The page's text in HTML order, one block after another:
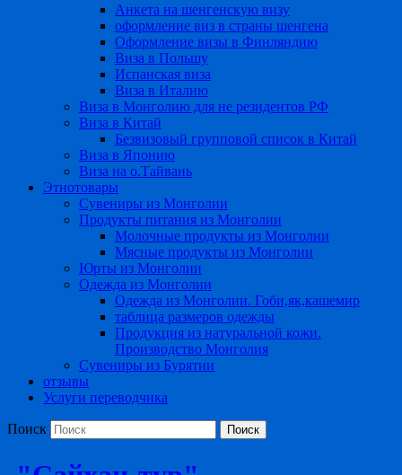
Анкета на шенгенскую визу
оформление виз в страны шенгена
Оформление визы в Финляндию
Виза в Польшу
Испанская виза
Виза в Италию
Виза в Монголию для не резидентов РФ
Виза в Китай
Безвизовый групповой список в Китай
Виза в Японию
Виза на о.Тайвань
Этнотовары
Сувениры из Монголии
Продукты питания из Монголии
Молочные продукты из Монголии
Мясные продукты из Монголии
Юрты из Монголии
Одежда из Монголии
Одежда из Монголии. Гоби,як,кашемир
таблица размеров одежды
Продукция из натуральной кожи.
Производство Монголия
Сувениры из Бурятии
отзывы
Услуги переводчика
Поиск